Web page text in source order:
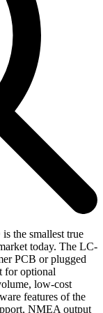
the smallest true
today. The LC-
PCB or plugged
for optional
low-cost
features of the
NMEA output